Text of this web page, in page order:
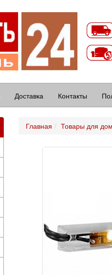
Доставка Контакты
Главная Товары для